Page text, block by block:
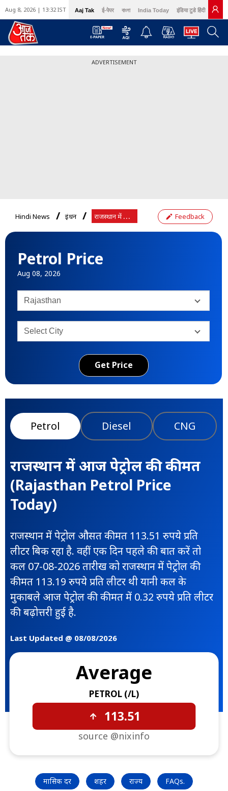
Aug 8, 2026 | 13:32 IST Aaj Tak ई-पेपर বাংলা India Today इंडिया टुडे हिंदी
ADVERTISEMENT
Hindi News ईंधन र
ाजस्थान में आज पेट्रोल की कीमत Feedback
Petrol Price
Aug 08, 2026
Get Price
Petrol Diesel CNG
राजस्थान में आज पेट्रोल की कीमत
(Rajasthan Petrol Price
Today)
राजस्थान में पेट्रोल औसत कीमत 113.51 रुपये प्रति
लीटर बिक रहा है. वहीं एक दिन पहले की बात करें तो
कल 07-08-2026 तारीख को राजस्थान में पेट्रोल की
कीमत 113.19 रुपये प्रति लीटर थी यानी कल के
मुकाबले आज पेट्रोल की कीमत में 0.32 रुपये प्रति लीटर
की बढ़ोत्तरी हुई है.
Last Updated @ 08/08/2026
Average
PETROL (₹/L)
113.51
source @nixinfo
मासिक दर शहर राज्य FAQs.